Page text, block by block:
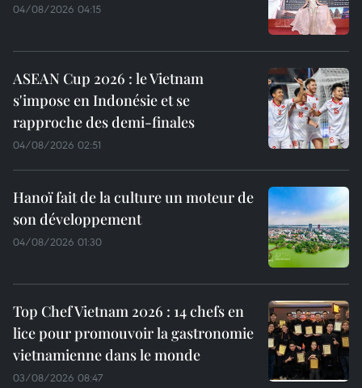
04/08/2026 04:15
ASEAN Cup 2026 : le Vietnam
s'impose en Indonésie et se
rapproche des demi-finales
04/08/2026 02:51
Hanoï fait de la culture un moteur de
son développement
04/08/2026 01:30
Top Chef Vietnam 2026 : 14 chefs en
lice pour promouvoir la gastronomie
vietnamienne dans le monde
03/08/2026 08:47